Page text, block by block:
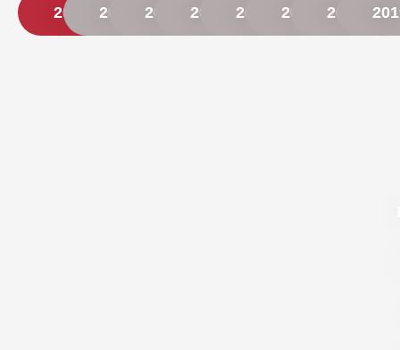
2026 2025 2024 2023 2022 2021 2020